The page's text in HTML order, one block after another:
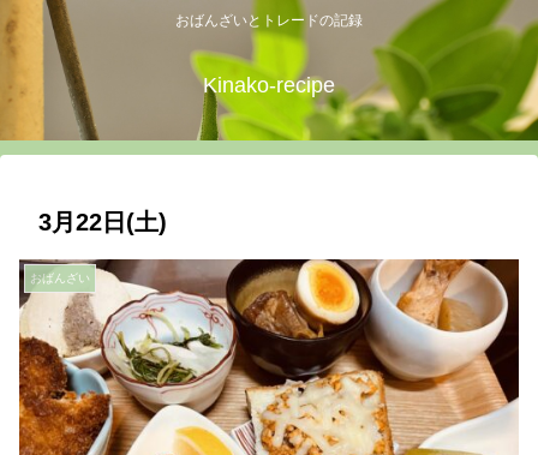
おばんざいとトレードの記録
Kinako-recipe
3月22日(土)
おばんざい